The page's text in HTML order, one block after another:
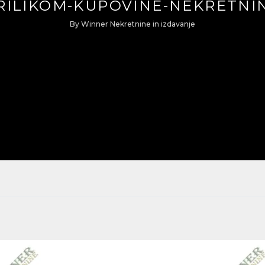
KUPOVINE-
By Winner Nekretnine in izdavanje